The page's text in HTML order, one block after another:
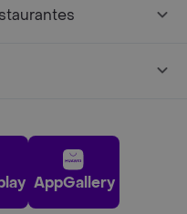
AppGallery